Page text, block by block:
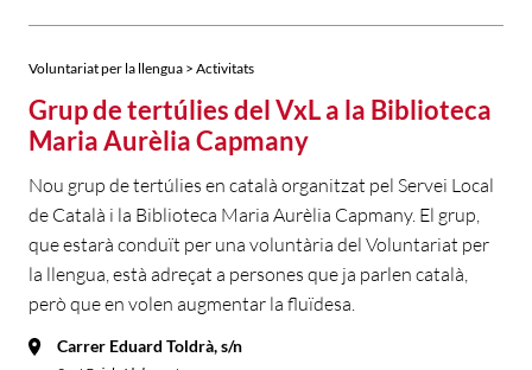
Voluntariat per la llengua > Activitats
Grup de tertúlies del VxL a la Biblioteca
Maria Aurèlia Capmany
Nou grup de tertúlies en català organitzat pel Servei Local
de Català i la Biblioteca Maria Aurèlia Capmany. El grup,
que estarà conduït per una voluntària del Voluntariat per
la llengua, està adreçat a persones que ja parlen català,
però que en volen augmentar la fluïdesa.
Carrer Eduard Toldrà, s/n